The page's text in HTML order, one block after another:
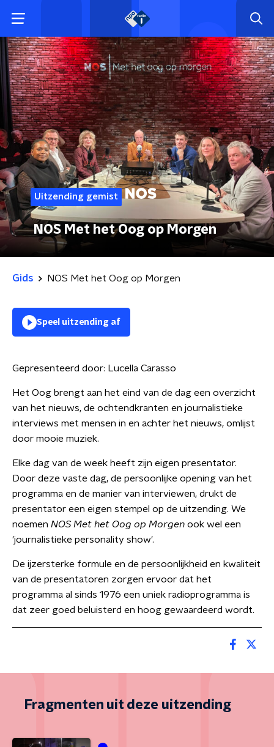
Uitzending gemist
NOS Met het Oog op Morgen
Gids NOS Met het Oog op Morgen
Speel uitzending af
Gepresenteerd door: Lucella Carasso
Het Oog brengt aan het eind van de dag een overzicht
van het nieuws, de ochtendkranten en journalistieke
interviews met mensen in en achter het nieuws, omlijst
door mooie muziek.
Elke dag van de week heeft zijn eigen presentator.
Door deze vaste dag, de persoonlijke opening van het
programma en de manier van interviewen, drukt de
presentator een eigen stempel op de uitzending. We
noemen NOS Met het Oog op Morgen ook wel een
'journalistieke personality show'.
De ijzersterke formule en de persoonlijkheid en kwaliteit
van de presentatoren zorgen ervoor dat het
programma al sinds 1976 een uniek radioprogramma is
dat zeer goed beluisterd en hoog gewaardeerd wordt.
Fragmenten uit deze uitzending